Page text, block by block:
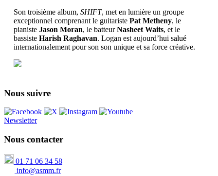
Son troisième album, SHIFT, met en lumière un groupe
exceptionnel comprenant le guitariste Pat Metheny, le
pianiste Jason Moran, le batteurNasheet Waits, et le
bassiste Harish Raghavan. Logan est aujourd’hui salué
internationalement pour son son unique et sa force créative.
Nous suivre
Newsletter
Nous contacter
01 71 06 34 58
info@asmm.fr